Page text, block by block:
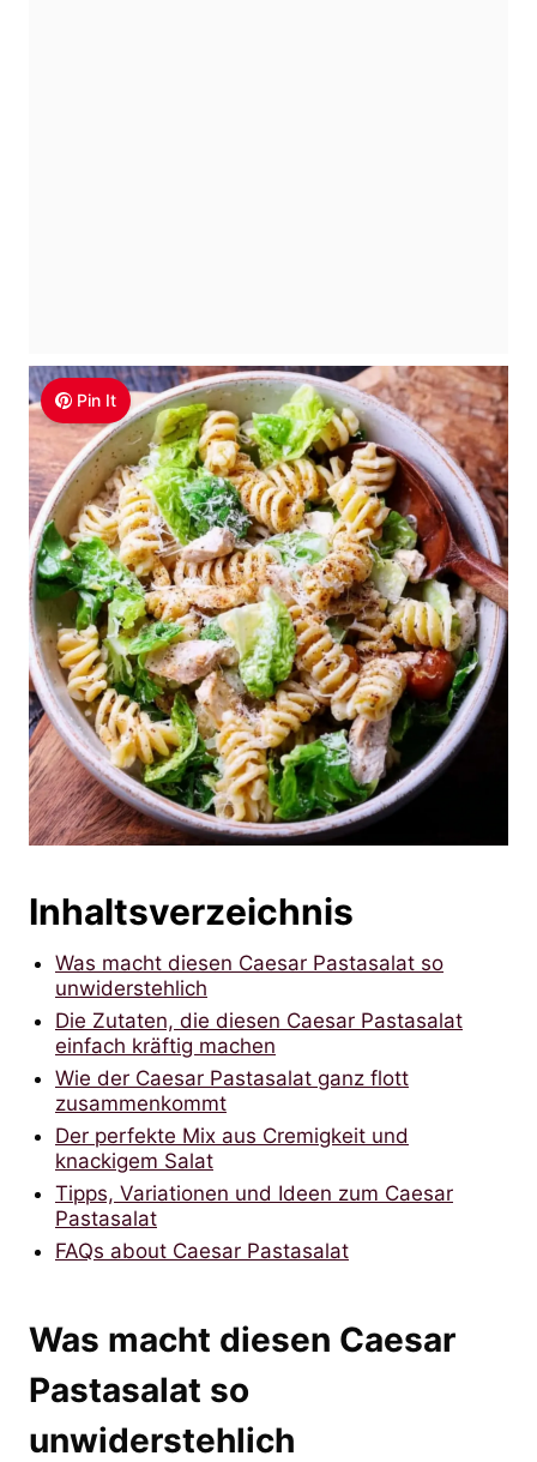
Pin It
Inhaltsverzeichnis
Was macht diesen Caesar Pastasalat so
unwiderstehlich
Die Zutaten, die diesen Caesar Pastasalat
einfach kräftig machen
Wie der Caesar Pastasalat ganz flott
zusammenkommt
Der perfekte Mix aus Cremigkeit und
knackigem Salat
Tipps, Variationen und Ideen zum Caesar
Pastasalat
FAQs about Caesar Pastasalat
Was macht diesen Caesar
Pastasalat so
unwiderstehlich